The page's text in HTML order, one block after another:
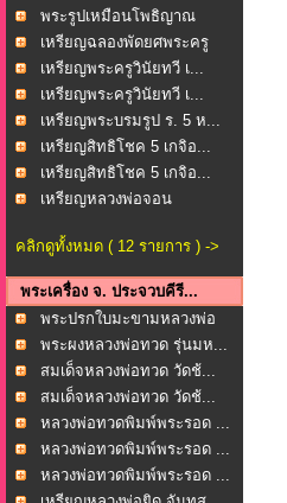
พระรูปเหมือนโพธิญาณ
หล... เหรียญฉลองพัดยศพระครู
ช...
เหรียญพระครูวินัยทวี เ...
เหรียญพระครูวินัยทวี เ...
เหรียญพระบรมรูป ร. 5 ห...
เหรียญสิทธิโชค 5 เกจิอ...
เหรียญสิทธิโชค 5 เกจิอ...
เหรียญหลวงพ่อจอน
คลิกดูทั้งหมด ( 12 รายการ ) ->
พระเครื่อง จ. ประจวบคีรี...
พระปรกใบมะขามหลวงพ่อ
ยิ...
พระผงหลวงพ่อทวด รุ่นมห...
สมเด็จหลวงพ่อทวด วัดช้...
สมเด็จหลวงพ่อทวด วัดช้...
หลวงพ่อทวดพิมพ์พระรอด ...
หลวงพ่อทวดพิมพ์พระรอด ...
หลวงพ่อทวดพิมพ์พระรอด ...